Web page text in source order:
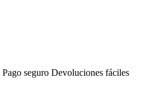
Pago seguro Devoluciones fáciles